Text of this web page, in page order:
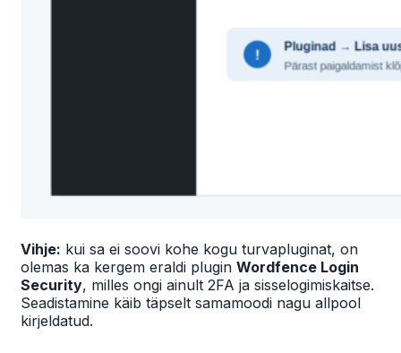
Vihje: kui sa ei soovi kohe kogu turvapluginat, on
olemas ka kergem eraldi plugin Wordfence Login
Security, milles ongi ainult 2FA ja sisselogimiskaitse.
Seadistamine käib täpselt samamoodi nagu allpool
kirjeldatud.